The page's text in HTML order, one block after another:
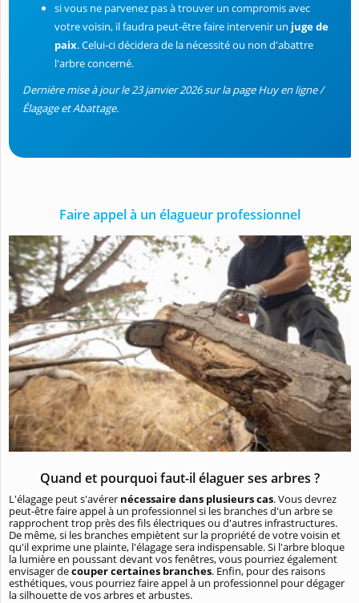
si vous ne parvenez pas à trouver un compromis avec
votre voisin, il faudra peut-être faire intervenir un juge de
paix. Celui-ci décidera de la nécessité ou non d'abattre
l'arbre concerné.
Dernière mise à jour le 23 janvier 2026 sur la page Huy en ligne /
Élagage et Abattage.
Faire appel à un élagueur professionnel
Quand et pourquoi faut-il élaguer ses arbres ?
L'élagage peut s'avérer nécessaire dans plusieurs cas. Vous devrez
peut-être faire appel à un professionnel si les branches d'un arbre se
rapprochent trop près des fils électriques ou d'autres infrastructures.
De même, si les branches empiètent sur la propriété de votre voisin et
qu'il exprime une plainte, l'élagage sera indispensable. Si l'arbre bloque
la lumière en poussant devant vos fenêtres, vous pourriez également
envisager decouper certaines branches. Enfin, pour des raisons
esthétiques, vous pourriez faire appel à un professionnel pour dégager
la silhouette de vos arbres et arbustes.